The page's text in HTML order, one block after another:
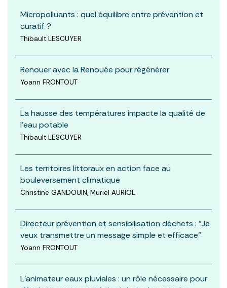
Micropolluants : quel équilibre entre prévention et
curatif ?
Thibault LESCUYER
Renouer avec la Renouée pour régénérer
Yoann FRONTOUT
La hausse des températures impacte la qualité de
l’eau potable
Thibault LESCUYER
Les territoires littoraux en action face au
bouleversement climatique
Christine GANDOUIN, Muriel AURIOL
Directeur prévention et sensibilisation déchets : "Je
veux transmettre un message simple et efficace"
Yoann FRONTOUT
L’animateur eaux pluviales : un rôle nécessaire pour